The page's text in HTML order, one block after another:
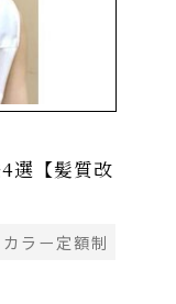
選【髪質改
ラー定額制